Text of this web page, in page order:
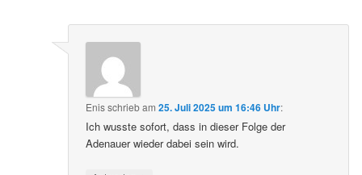
Enisschriebam25. Juli 2025 um 16:46 Uhr:
Ich wusste sofort, dass in dieser Folge der
Adenauer wieder dabei sein wird.